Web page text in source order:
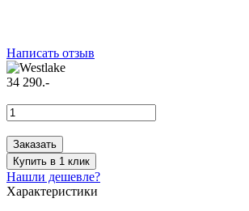
Написать отзыв
34 290.-
Заказать
Купить в 1 клик
Нашли дешевле?
Характеристики